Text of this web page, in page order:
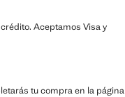
Aceptamos Visa y
tu compra en la página